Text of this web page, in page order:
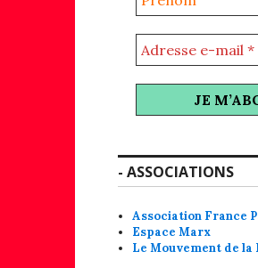
- ASSOCIATIONS
Association France
Espace Marx
Le Mouvement de la